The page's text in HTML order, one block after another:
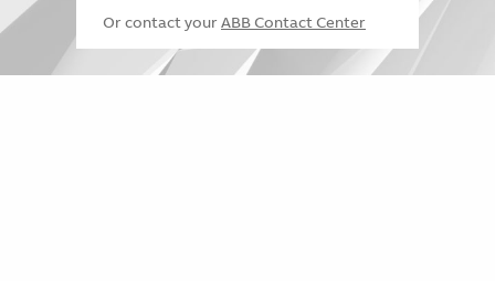
Or contact your ABB Contact Center